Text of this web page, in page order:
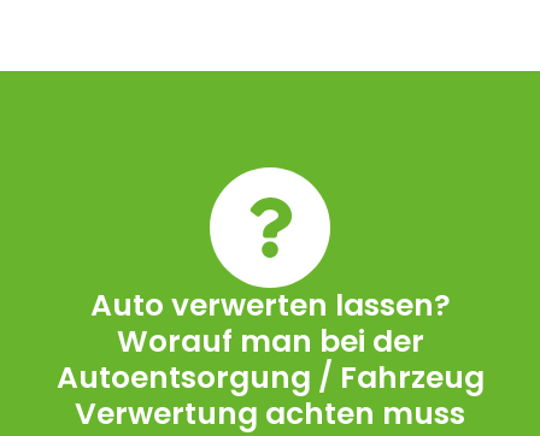
Auto verwerten lassen?
Worauf man bei der
Autoentsorgung / Fahrzeug
Verwertung achten muss